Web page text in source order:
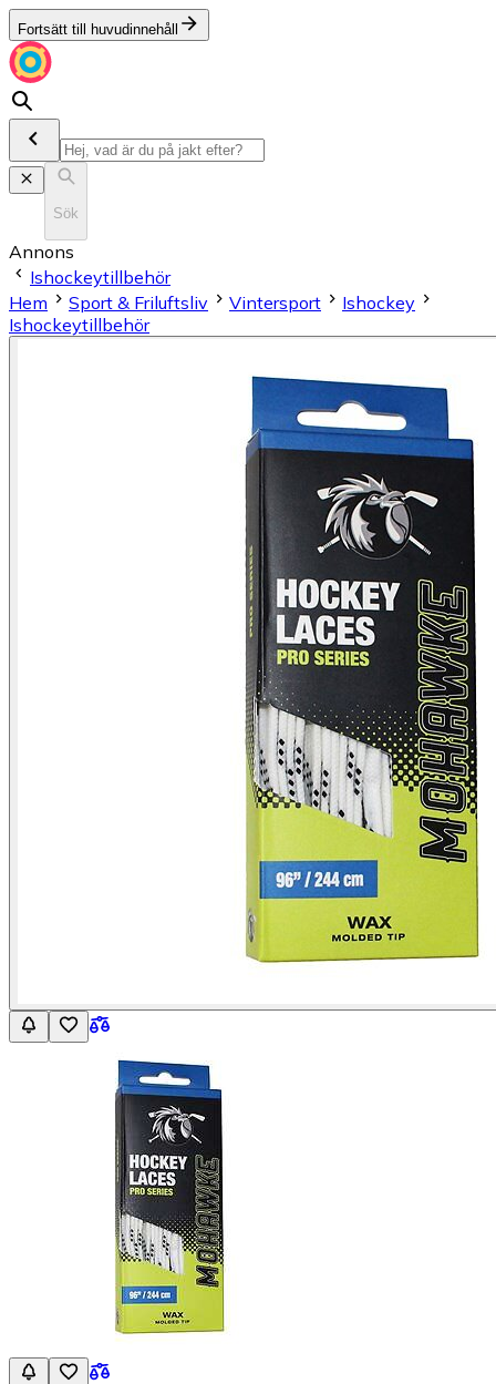
Fortsätt till huvudinnehåll
Sök
Annons
Ishockeytillbehör
Hem
Sport & Friluftsliv Vintersport
Ishockey
Ishockeytillbehör